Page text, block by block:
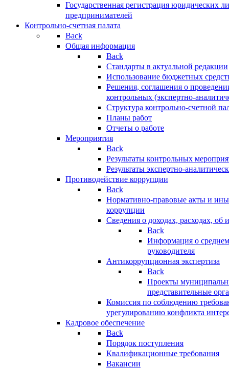
Государственная регистрация юридических
предпринимателей
Контрольно-счетная палата
Back
Общая информация
Back
Стандарты в актуальной редакции
Использование бюджетных
Решения, соглашения о
контрольных (экспертно-
Структура контрольно-счетной
Планы работ
Отчеты о работе
Мероприятия
Back
Результаты контрольных
Результаты экспертно-
Противодействие коррупции
Back
Нормативно-правовые акты и
коррупции
Сведения о доходах, расходах, об
Back
Информация о
руководителя
Антикоррупционная экспертиза
Back
Проекты
представительные
Комиссия по соблюдению
урегулированию конфликта
Кадровое обеспечение
Back
Порядок поступления
Квалификационные требования
Вакансии